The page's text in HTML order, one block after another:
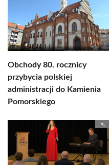
Obchody 80. rocznicy
przybycia polskiej
administracji do Kamienia
Pomorskiego